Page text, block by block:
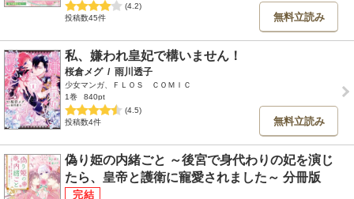
(4.2)
投稿数45件
無料立読み
私、嫌われ皇妃で構いません！
桜倉メグ / 雨川透子
少女マンガ、ＦＬＯＳ ＣＯＭＩＣ
1巻
840pt
(4.5)
投稿数4件
無料立読み
偽り姫の内緒ごと ～後宮で身代わりの妃を演じ
たら、皇帝と護衛に寵愛されました～ 分冊版